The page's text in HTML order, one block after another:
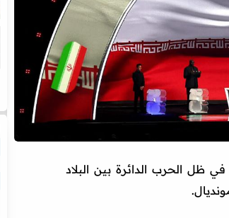
أزمة منتخب إيران قبل إنطلاق بطولة كأس العالم 2026، في ظل الحرب الدائرة بين البلاد